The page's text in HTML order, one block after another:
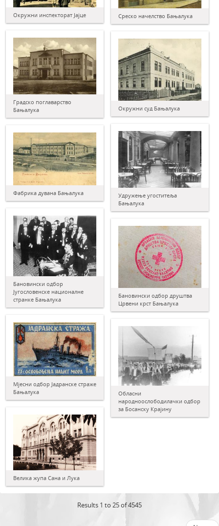
Окружни инспекторат Јајце Среско начелство Бањалука
Градско поглаварство
Бањалука
Окружни суд Бањалука
Удружење угоститеља
Бањалука
Фабрика дувана Бањалука
Бановински одбор
Југословенске националне
странке Бањалука
Бановински одбор друштва
Црвени крст Бањалука
Мјесни одбор Јадранске страже
Бањалука
Обласни
народноослободилачки одбор
за Босанску Крајину
Велика жупа Сана и Лука
Results 1 to 25 of 4545